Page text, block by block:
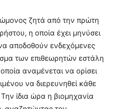
ζητά από την πρώτη
η οποία έχει μηνύσει
αποδοθούν ενδεχόμενες
των επιθεωρητών εστάλη
αναμένεται να ορίσει
να διερευνηθεί κάθε
ίδια ώρα η βιομηχανία